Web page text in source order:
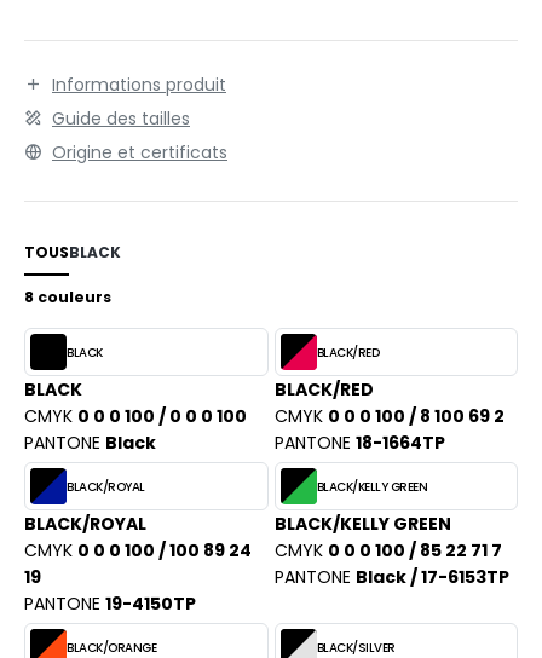
PROFESSIONNELLE
- BLOUSON
Informations produit
Guide des tailles
Origine et certificats
TOUSBLACK
8 couleurs
BLACK
BLACK
CMYK 0 0 0 100 / 0 0 0 100
PANTONE Black
BLACK/RED
BLACK/RED
CMYK 0 0 0 100 / 8 100 69 2
PANTONE 18-1664TP
BLACK/ROYAL
BLACK/ROYAL
CMYK 0 0 0 100 / 100 89 24
19
PANTONE 19-4150TP
BLACK/KELLY GREEN
BLACK/KELLY GREEN
CMYK 0 0 0 100 / 85 22 71 7
PANTONE Black / 17-6153TP
BLACK/ORANGE BLACK/SILVER